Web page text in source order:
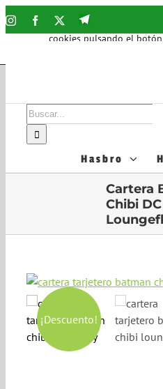
Saltar
al
InstagramFacebookTelegram
Buscar:
Hasbro
Cartera
Chibi
¡Descuento!
Utilizamos cookies
nuestros contenidos y
cookies pulsando el
Puedes informarte más